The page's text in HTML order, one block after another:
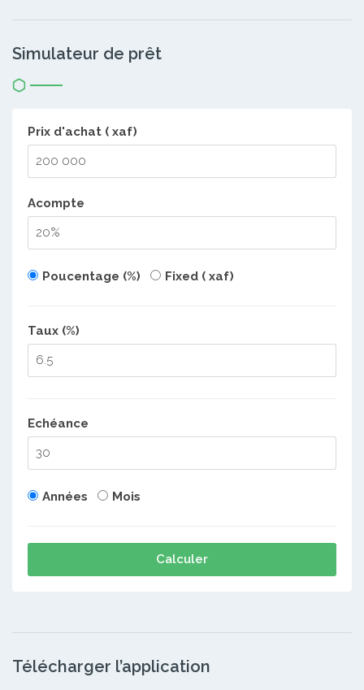
Simulateur de prêt
Prix d'achat ( xaf)
Acompte
Poucentage (%) Fixed ( xaf)
Taux (%)
Echéance
Années Mois
Calculer
Télécharger l’application